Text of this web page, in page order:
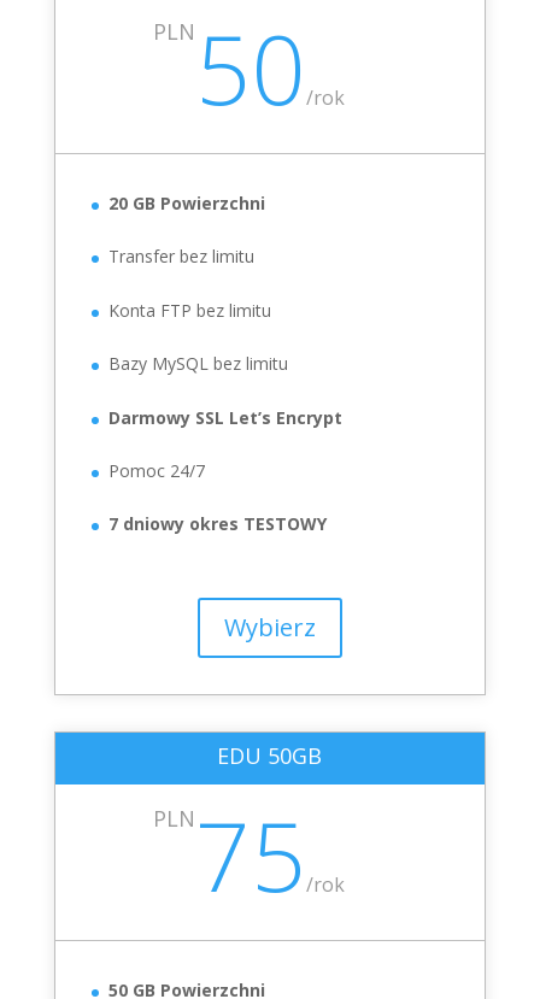
PLN 50 /rok
20 GB Powierzchni
Transfer bez limitu
Konta FTP bez limitu
Bazy MySQL bez limitu
Darmowy SSL Let’s Encrypt
Pomoc 24/7
7 dniowy okres TESTOWY
Wybierz
EDU 50GB
PLN 75 /rok
50 GB Powierzchni